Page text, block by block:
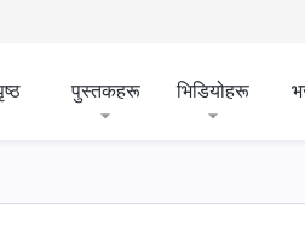
पुस्तकहरू भिडियोहरू